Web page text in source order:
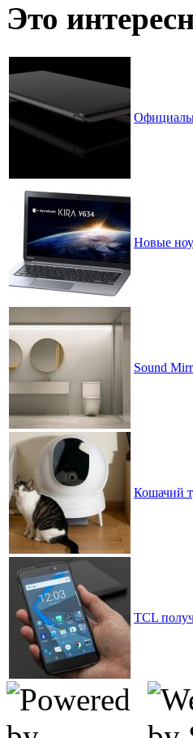
месяцам
Это
Новые
Sound
Кошачий
TCL